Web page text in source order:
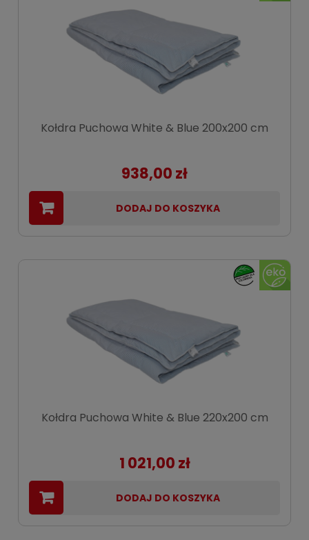
Kołdra Puchowa White & Blue 200x200 cm
938,00 zł
DODAJ DO KOSZYKA
Kołdra Puchowa White & Blue 220x200 cm
1 021,00 zł
DODAJ DO KOSZYKA